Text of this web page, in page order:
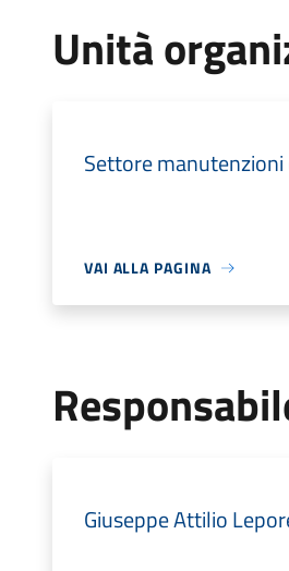
Unità
Settore
VAI ALLA PAGINA
Giuseppe Attilio